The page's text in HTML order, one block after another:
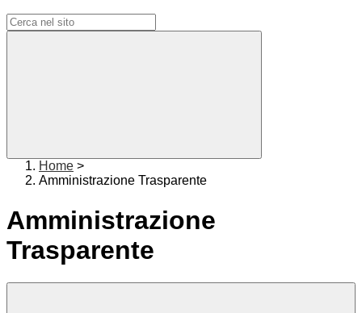
Home >
Amministrazione Trasparente
Amministrazione
Trasparente